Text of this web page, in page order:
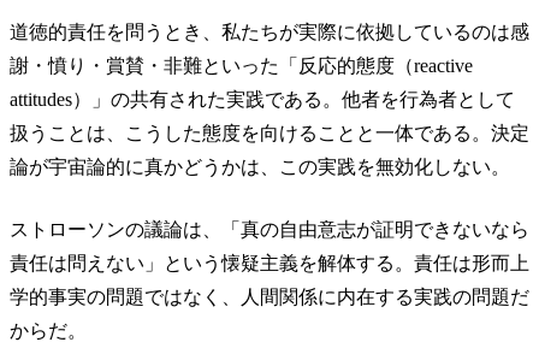
道徳的責任を問うとき、私たちが実際に依拠しているのは感
謝・憤り・賞賛・非難といった「反応的態度（reactive
attitudes）」の共有された実践である。他者を行為者として
扱うことは、こうした態度を向けることと一体である。決定
論が宇宙論的に真かどうかは、この実践を無効化しない。
ストローソンの議論は、「真の自由意志が証明できないなら
責任は問えない」という懐疑主義を解体する。責任は形而上
学的事実の問題ではなく、人間関係に内在する実践の問題だ
からだ。